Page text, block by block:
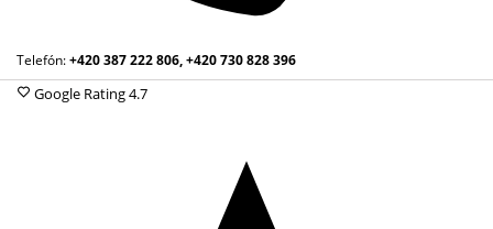
Telefón:+420 387 222 806, +420 730 828 396
Google Rating4.7